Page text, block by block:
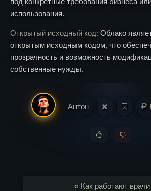
использования.
Открытый исходный код: Облако
открытым исходным кодом, что
прозрачность и возможность
собственные нужды.
Антон
«Как работают врачи